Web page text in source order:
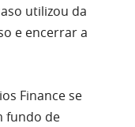
utilizou da
e encerrar a
Finance se
fundo de